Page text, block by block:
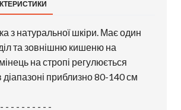
з натуральної шкіри. Має один
та зовнішню кишеню на
на стропі регулюється
приблизно 80-140 см
- - - - - - - - -